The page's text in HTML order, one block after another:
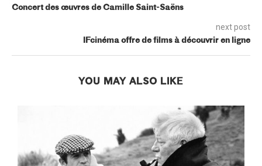
Concert des œuvres de Camille Saint-Saëns
next post
IFcinéma offre de films à découvrir en ligne
YOU MAY ALSO LIKE